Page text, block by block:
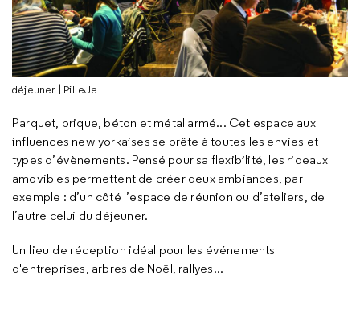
déjeuner | PiLeJe
Parquet, brique, béton et métal armé... Cet espace aux
influences new-yorkaises se prête à toutes les envies et
types d’évènements. Pensé pour sa flexibilité, les rideaux
amovibles permettent de créer deux ambiances, par
exemple : d’un côté l’espace de réunion ou d’ateliers, de
l’autre celui du déjeuner.
Un lieu de réception idéal pour les événements
d'entreprises, arbres de Noël, rallyes...